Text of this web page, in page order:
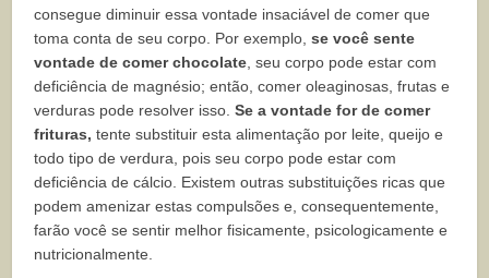
consegue diminuir essa vontade insaciável de comer que
toma conta de seu corpo. Por exemplo,se você sente
vontade de comer chocolate , seu corpo pode estar com
deficiência de magnésio; então, comer oleaginosas, frutas e
verduras pode resolver isso.Se a vontade for de comer
frituras, tente substituir esta alimentação por leite, queijo e
todo tipo de verdura, pois seu corpo pode estar com
deficiência de cálcio. Existem outras substituições ricas que
podem amenizar estas compulsões e, consequentemente,
farão você se sentir melhor fisicamente, psicologicamente e
nutricionalmente.